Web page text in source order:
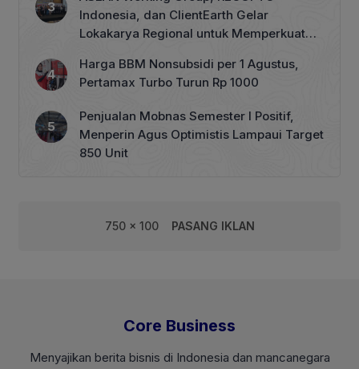
Indonesia, dan ClientEarth Gelar
Lokakarya Regional untuk Memperkuat
Harga BBM Nonsubsidi per 1 Agustus,
Pertamax Turbo Turun Rp 1000
Penjualan Mobnas Semester I Positif,
Menperin Agus Optimistis Lampaui Target
850 Unit
750 x 100 PASANG IKLAN
Core Business
Menyajikan berita bisnis di Indonesia dan mancanegara